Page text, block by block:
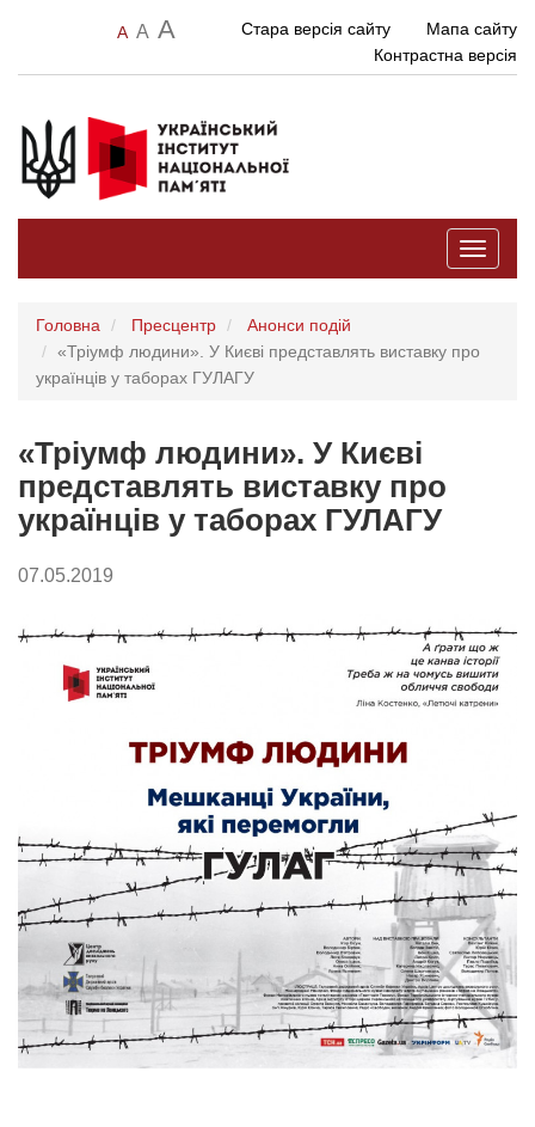
A A A Стара версія сайту
Мапа сайту
Контрастна версія
Toggle
Головна Пресцентр
Анонси подій
«Тріумф людини». У Києві представлять виставку про
українців у таборах ГУЛАГУ
«Тріумф людини». У Києві
представлять виставку про
українців у таборах ГУЛАГУ
07.05.2019